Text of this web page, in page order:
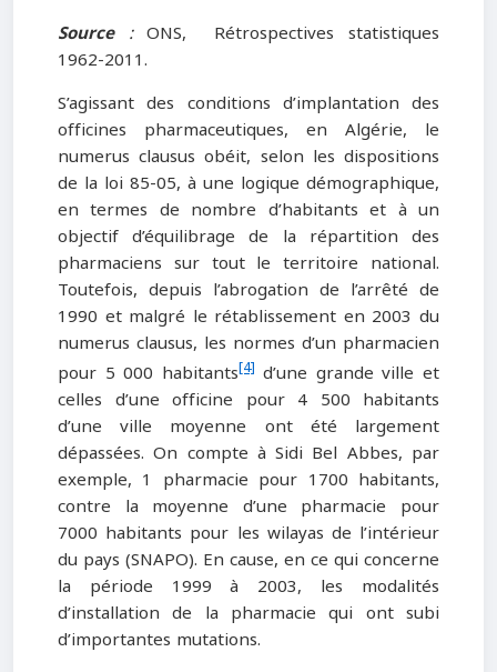
Source :ONS, Rétrospectives statistiques
1962-2011.
S’agissant des conditions d’implantation des
officines pharmaceutiques, en Algérie, le
numerus clausus obéit, selon les dispositions
de la loi 85-05, à une logique démographique,
en termes de nombre d’habitants et à un
objectif d’équilibrage de la répartition des
pharmaciens sur tout le territoire national.
Toutefois, depuis l’abrogation de l’arrêté de
1990 et malgré le rétablissement en 2003 du
numerus clausus, les normes d’un pharmacien
pour 5 000 habitants[4] d’une grande ville et
celles d’une officine pour 4 500 habitants
d’une ville moyenne ont été largement
dépassées. On compte à Sidi Bel Abbes, par
exemple, 1 pharmacie pour 1700 habitants,
contre la moyenne d’une pharmacie pour
7000 habitants pour les wilayas de l’intérieur
du pays (SNAPO). En cause, en ce qui concerne
la période 1999 à 2003, les modalités
d’installation de la pharmacie qui ont subi
d’importantes mutations.